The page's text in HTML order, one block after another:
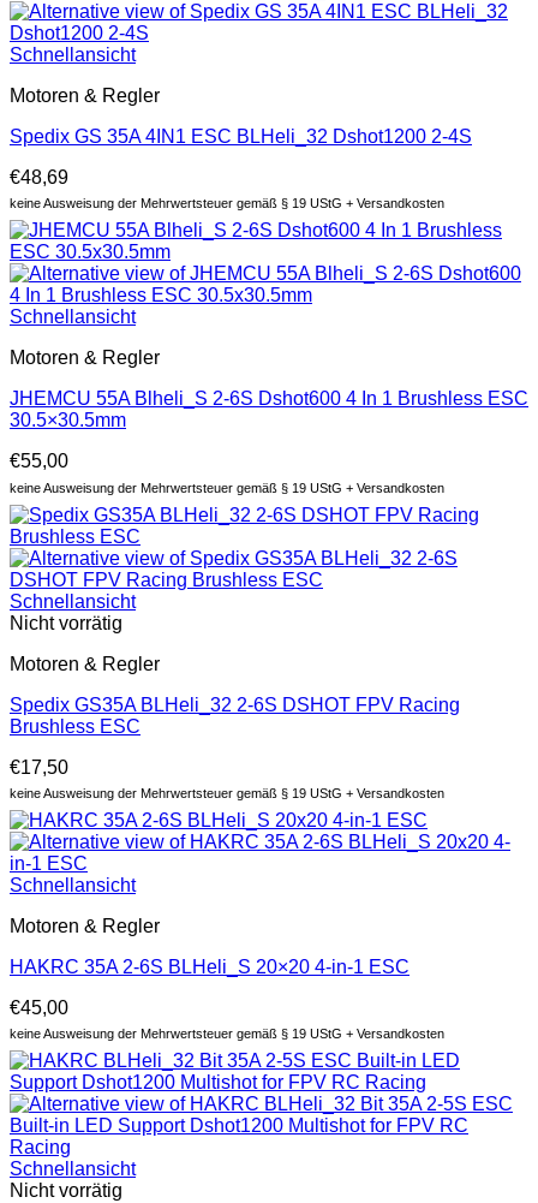
Schnellansicht
Motoren & Regler
Spedix GS 35A 4IN1 ESC BLHeli_32 Dshot1200 2-4S
€48,69
keine Ausweisung der Mehrwertsteuer gemäß § 19 UStG + Versandkosten
Schnellansicht
Motoren & Regler
JHEMCU 55A Blheli_S 2-6S Dshot600 4 In 1 Brushless ESC
30.5×30.5mm
€55,00
keine Ausweisung der Mehrwertsteuer gemäß § 19 UStG + Versandkosten
Schnellansicht
Nicht vorrätig
Motoren & Regler
Spedix GS35A BLHeli_32 2-6S DSHOT FPV Racing
Brushless ESC
€17,50
keine Ausweisung der Mehrwertsteuer gemäß § 19 UStG + Versandkosten
Schnellansicht
Motoren & Regler
HAKRC 35A 2-6S BLHeli_S 20×20 4-in-1 ESC
€45,00
keine Ausweisung der Mehrwertsteuer gemäß § 19 UStG + Versandkosten
Schnellansicht
Nicht vorrätig